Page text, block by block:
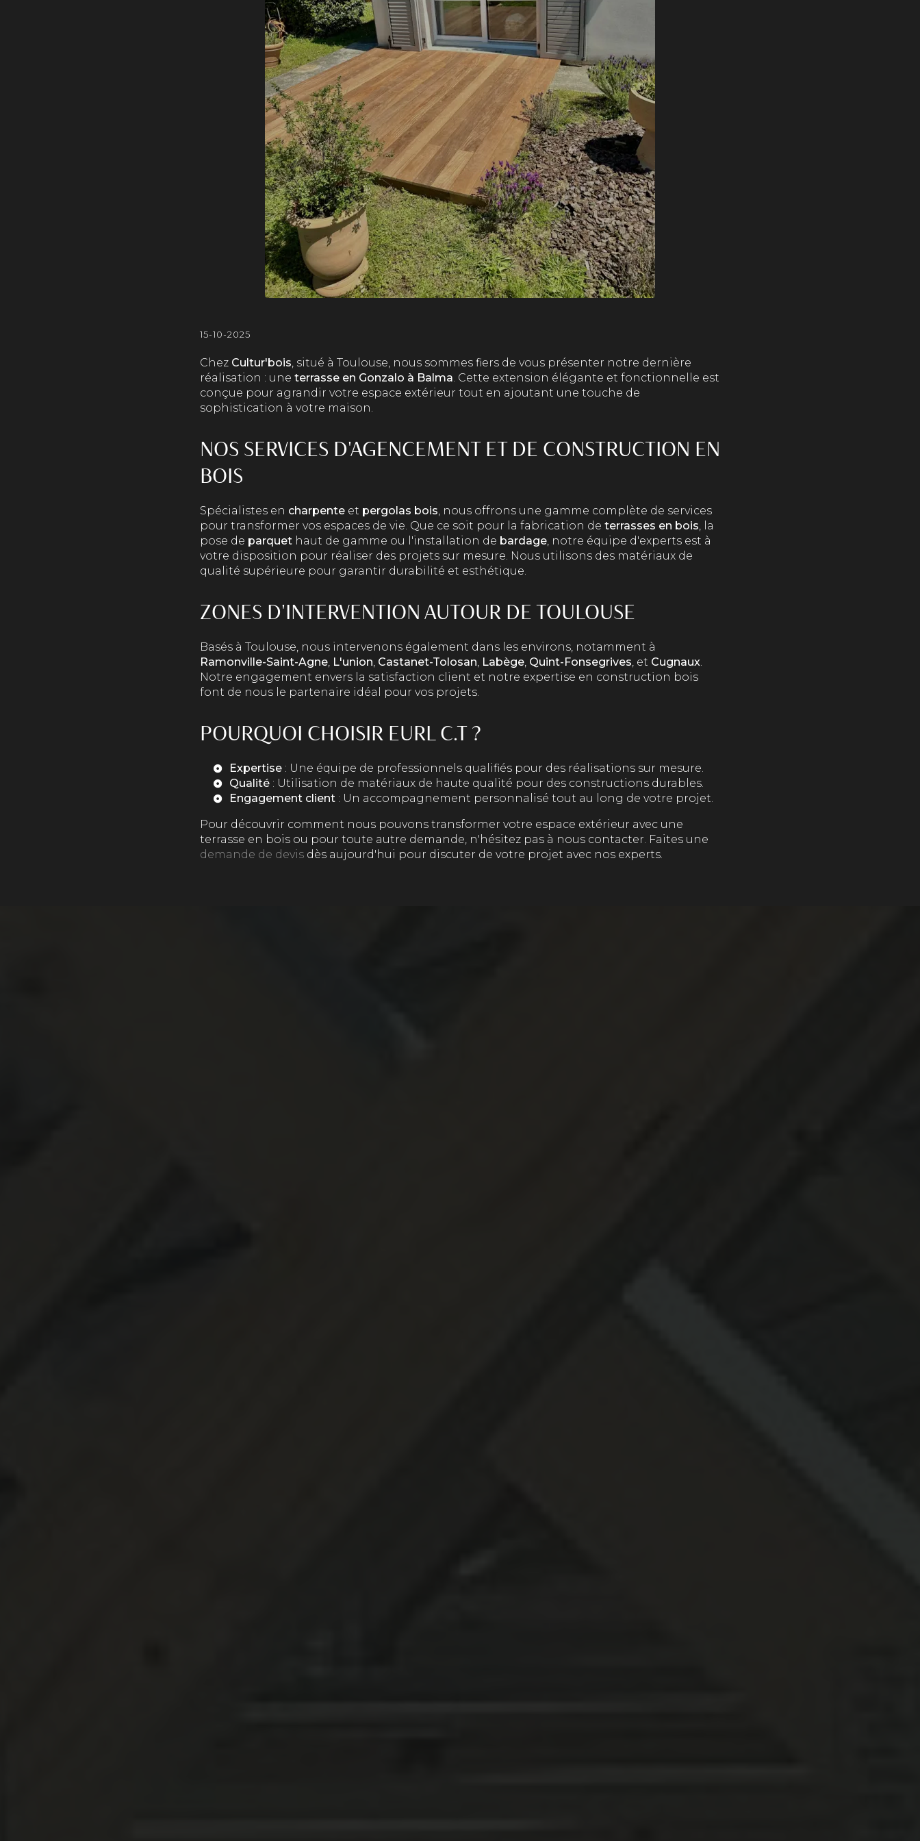
15-10-2025
Chez Cultur'bois, situé à Toulouse, nous sommes fiers de vous présenter notre dernière
réalisation : une terrasse en Gonzalo à Balma. Cette extension élégante et fonctionnelle est
conçue pour agrandir votre espace extérieur tout en ajoutant une touche de
sophistication à votre maison.
NOS SERVICES D'AGENCEMENT ET DE CONSTRUCTION EN
BOIS
Spécialistes en charpente et pergolas bois, nous offrons une gamme complète de services
pour transformer vos espaces de vie. Que ce soit pour la fabrication de terrasses en bois, la
pose de parquet haut de gamme ou l'installation de bardage, notre équipe d'experts est à
votre disposition pour réaliser des projets sur mesure. Nous utilisons des matériaux de
qualité supérieure pour garantir durabilité et esthétique.
ZONES D'INTERVENTION AUTOUR DE TOULOUSE
Basés à Toulouse, nous intervenons également dans les environs, notamment à
Ramonville-Saint-Agne, L'union, Castanet-Tolosan, Labège, Quint-Fonsegrives, et Cugnaux.
Notre engagement envers la satisfaction client et notre expertise en construction bois
font de nous le partenaire idéal pour vos projets.
POURQUOI CHOISIR EURL C.T ?
Expertise : Une équipe de professionnels qualifiés pour des réalisations sur mesure.
Qualité : Utilisation de matériaux de haute qualité pour des constructions durables.
Engagement client : Un accompagnement personnalisé tout au long de votre projet.
Pour découvrir comment nous pouvons transformer votre espace extérieur avec une
terrasse en bois ou pour toute autre demande, n'hésitez pas à nous contacter. Faites une
demande de devis dès aujourd'hui pour discuter de votre projet avec nos experts.